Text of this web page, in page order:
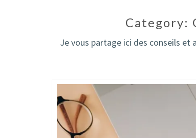
Category:
Je vous partage ici des conseils